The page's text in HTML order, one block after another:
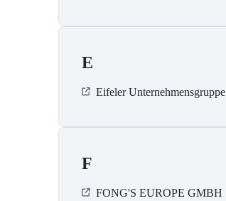
E
Eifeler Unternehmensgruppe
F
FONG'S EUROPE GMBH